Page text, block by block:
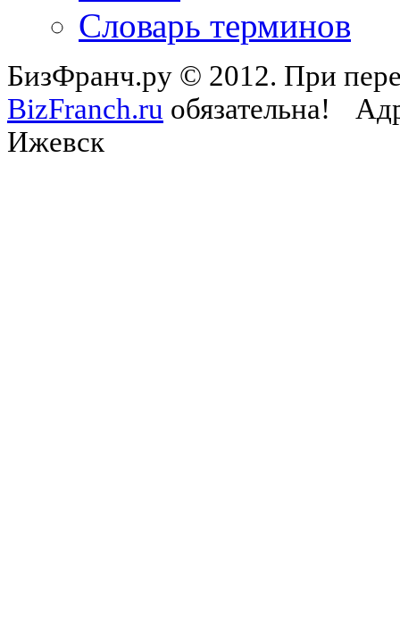
Словарь терминов
БизФранч.ру © 2012. При
BizFranch.ru обязательна!
Ижевск